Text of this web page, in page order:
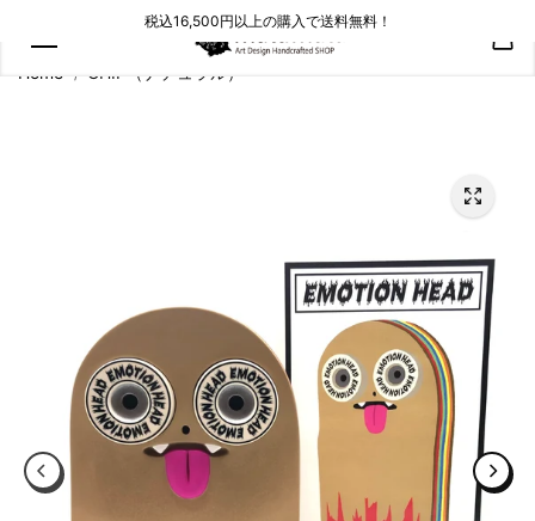
税込16,500円以上の購入で送料無料！
Home CHIP（ナチュラル）